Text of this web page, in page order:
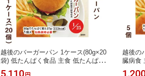
越後のバーガーパン 1ケース(80g×20
袋) 低たんぱく食品 主食 低たんぱく
パン 低タンパク 低たんぱく米 腎臓病
5,110
越後の
臓病食
く食品